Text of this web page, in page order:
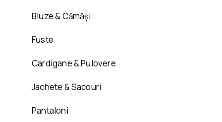
Bluze & Cămăși
Fuste
Cardigane & Pulovere
Jachete & Sacouri
Pantaloni